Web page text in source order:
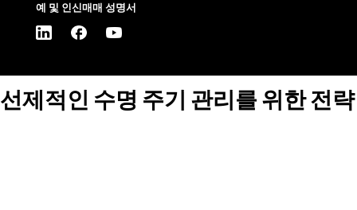
예 및 인신매매 성명서
선제적인 수명 주기 관리를 위한 전략